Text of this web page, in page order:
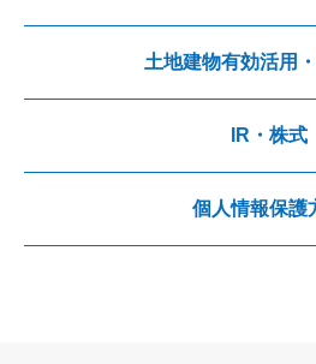
土地建物有効活用
IR・株式
個人情報保護